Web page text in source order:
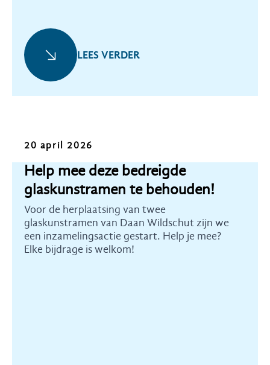
LEES VERDER
Oproep
20 april 2026
Help mee deze bedreigde
glaskunstramen te behouden!
Voor de herplaatsing van twee
glaskunstramen van Daan Wildschut zijn we
een inzamelingsactie gestart. Help je mee?
Elke bijdrage is welkom!